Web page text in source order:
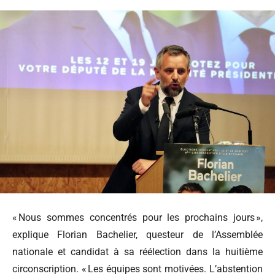
« Nous sommes concentrés pour les prochains jours »,
explique Florian Bachelier, questeur de l’Assemblée
nationale et candidat à sa réélection dans la huitième
circonscription. « Les équipes sont motivées. L’abstention